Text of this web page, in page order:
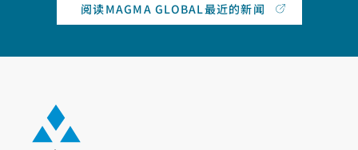
阅读MAGMA GLOBAL最近的新闻